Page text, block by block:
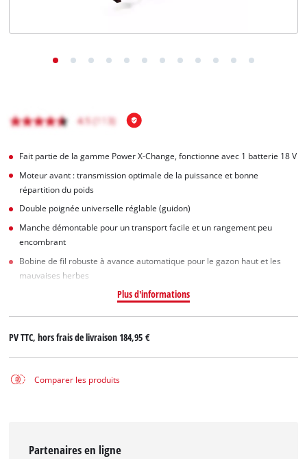
Fait partie de la gamme Power X-Change, fonctionne avec 1 batterie 18 V
Moteur avant : transmission optimale de la puissance et bonne
répartition du poids
Double poignée universelle réglable (guidon)
Manche démontable pour un transport facile et un rangement peu
encombrant
Bobine de fil robuste à avance automatique pour le gazon haut et les
mauvaises herbes
Plus d'informations
PV TTC, hors frais de livraison184,95 €
Comparer les produits
Partenaires en ligne